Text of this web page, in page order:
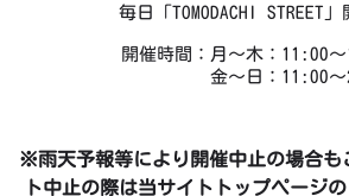
毎日「TOMODACHI STREET」
開催時間：月～木：11:00～
金～日：11:00～
※雨天予報等により開催中止の場合も
ト中止の際は当サイトトップペー